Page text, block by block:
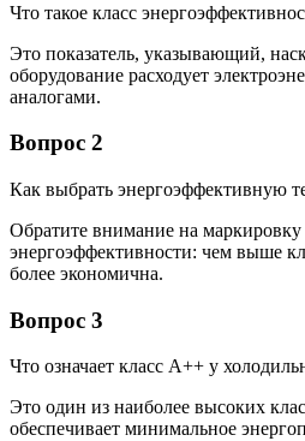
Что такое класс
Это показатель, указывающий,
оборудование расходует
аналогами.
Вопрос 2
Как выбрать энергоэффективную
Обратите внимание на маркировку
энергоэффективности: чем выше
более экономична.
Вопрос 3
Что означает класс A++ у
Это один из наиболее высоких
обеспечивает минимальное